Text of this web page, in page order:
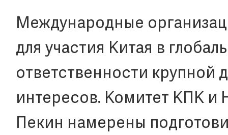
Международные
для участия Китая в
ответственности
интересов. Комитет КПК и
Пекин намерены